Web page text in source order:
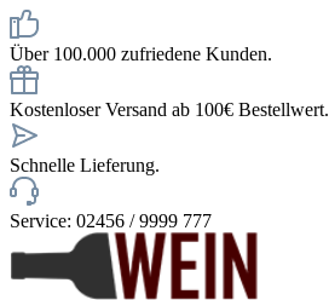
Über 100.000 zufriedene Kunden.
Kostenloser Versand ab 100€ Bestellwert.
Schnelle Lieferung.
Service: 02456 / 9999 777